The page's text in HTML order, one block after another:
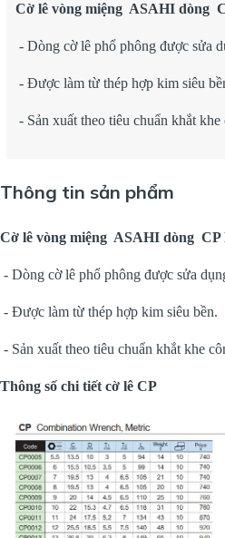
Cờ lê vòng miệng ASAHI dòng
- Dòng cờ lê phổ phông được sửa
- Được làm từ thép hợp kim siêu
- Sản xuất theo tiêu chuẩn khắt
Thông tin sản phẩm
Cờ lê vòng miệng ASAHI dòng CP
- Dòng cờ lê phổ phông được sửa
- Được làm từ thép hợp kim siêu bền.
- Sản xuất theo tiêu chuẩn khắt khe
Thông số chi tiết cờ lê CP